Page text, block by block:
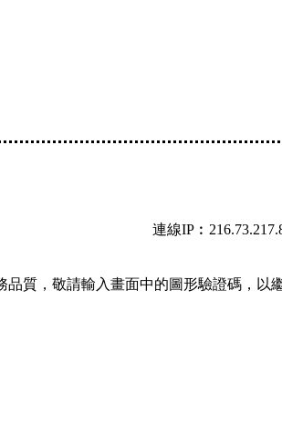
連線
質，敬請輸入畫面中的圖形驗證碼，以